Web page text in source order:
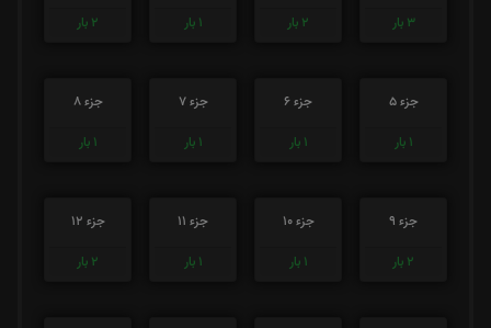
3 بار
2 بار
1 بار
2 بار
جزء 5
1 بار
جزء 6
1 بار
جزء 7
1 بار
جزء 8
1 بار
جزء 9
2 بار
جزء 10
1 بار
جزء 11
1 بار
جزء 12
2 بار